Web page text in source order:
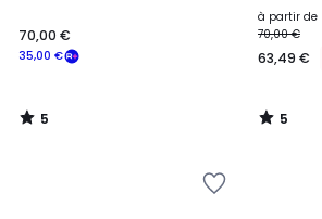
35,00 €
70,00 €
5
/
à partir de
70,00 €
63,49 €
5
/